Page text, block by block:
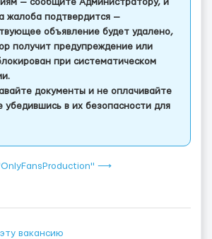
— сообщите Администратору, и
жалоба подтвердится —
объявление будет удалено,
получит предупреждение или
при систематическом
документы и не оплачивайте
убедившись в их безопасности для
⟶
вакансию